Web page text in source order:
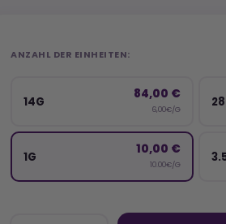
ANZAHL DER EINHEITEN:
14G 84,00 €
6,00€/G
1G 10,00 €
10.00€/G